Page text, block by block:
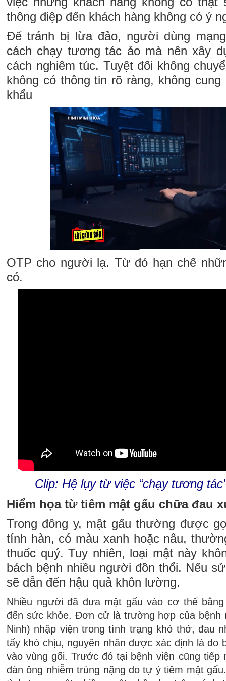
thông điệp đến khách hàng không có ý
Để tránh bị lừa đảo, người dùng
cách chạy tương tác ảo mà nên xây
cách nghiêm túc. Tuyệt đối không
không có thông tin rõ ràng, không
khẩu
OTP cho người lạ. Từ đó hạn chế
có.
Clip: Hệ lụy từ việc “chạy tương
Hiểm họa từ tiêm mật gấu chữa đau
Trong đông y, mật gấu thường được
tính hàn, có màu xanh hoặc nâu,
thuốc quý. Tuy nhiên, loại mật này
bách bệnh nhiều người đồn thổi. Nếu
sẽ dẫn đến hậu quả khôn lường.
Nhiều người đã đưa mật gấu vào cơ thể
đến sức khỏe. Đơn cử là trường hợp của bệnh
Ninh) nhập viện trong tình trạng khó thở, đau
tấy khó chịu, nguyên nhân được xác định là do
vào vùng gối. Trước đó tại bệnh viện cũng
đàn ông nhiễm trùng nặng do tự ý tiêm mật